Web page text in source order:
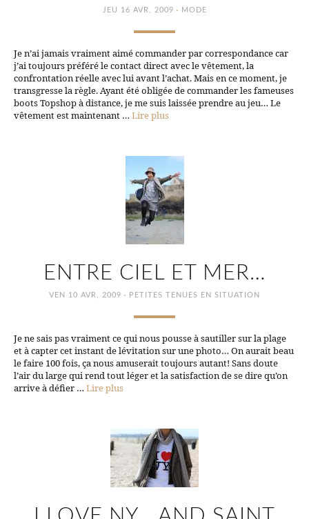
JEU 16 AVR, 2009 · MODE
Je n’ai jamais vraiment aimé commander par correspondance car
j’ai toujours préféré le contact direct avec le vêtement, la
confrontation réelle avec lui avant l’achat. Mais en ce moment, je
transgresse la règle. Ayant été obligée de commander les fameuses
boots Topshop à distance, je me suis laissée prendre au jeu… Le
vêtement est maintenant … Lire plus
ENTRE CIEL ET MER…
VEN 10 AVR, 2009 · PETITES TENUES EN SITUATION
Je ne sais pas vraiment ce qui nous pousse à sautiller sur la plage
et à capter cet instant de lévitation sur une photo… On aurait beau
le faire 100 fois, ça nous amuserait toujours autant! Sans doute
l’air du large qui rend tout léger et la satisfaction de se dire qu’on
arrive à défier … Lire plus